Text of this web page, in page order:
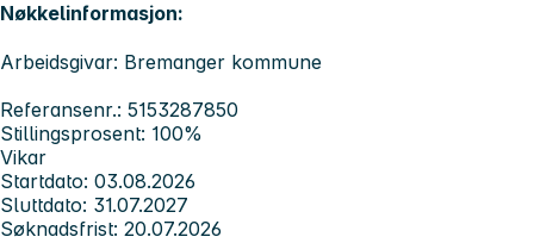
Nøkkelinformasjon:
Arbeidsgivar: Bremanger kommune
Referansenr.: 5153287850
Stillingsprosent: 100%
Vikar
Startdato: 03.08.2026
Sluttdato: 31.07.2027
Søknadsfrist: 20.07.2026